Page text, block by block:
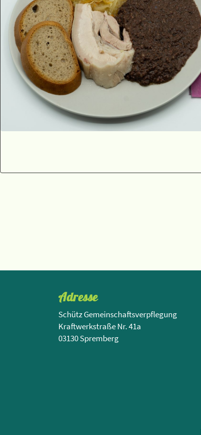
Adresse
Schütz Gemeinschaftsverpflegung
Kraftwerkstraße Nr. 41a
03130 Spremberg